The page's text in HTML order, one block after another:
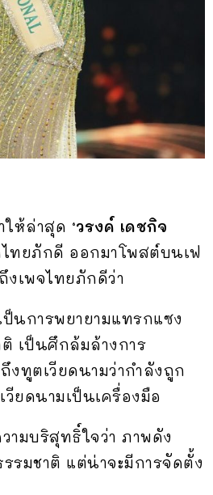
ให้ล่าสุด ‘วรงค์ เดชกิจ
ทยภักดี ออกมาโพสต์บนเฟ
งเพจไทยภักดีว่า
ป็นการพยายามแทรกแซง
เป็นศึกล้มล้างการ
งทูตเวียดนามว่ากำลังถูก
ยดนามเป็นเครื่องมือ
ามบริสุทธิ์ใจว่า ภาพดัง
รมชาติ แต่น่าจะมีการจัดตั้ง